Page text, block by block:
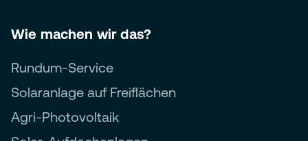
Wie machen wir das?
Rundum-Service
Solaranlage auf Freiflächen
Agri-Photovoltaik